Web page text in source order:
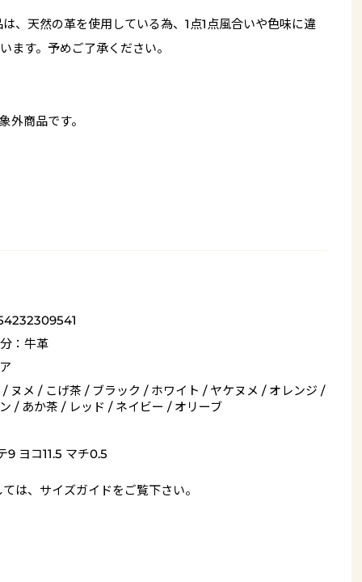
、天然の革を使用している為、1点1点風合いや色味に違
ます。予めご了承ください。
外商品です。
：牛革
/ ヌメ / こげ茶 / ブラック / ホワイト / ヤケヌメ / オレンジ /
/ あか茶 / レッド / ネイビー / オリーブ
9 ヨコ11.5 マチ0.5
は、 サイズガイドをご覧下さい。